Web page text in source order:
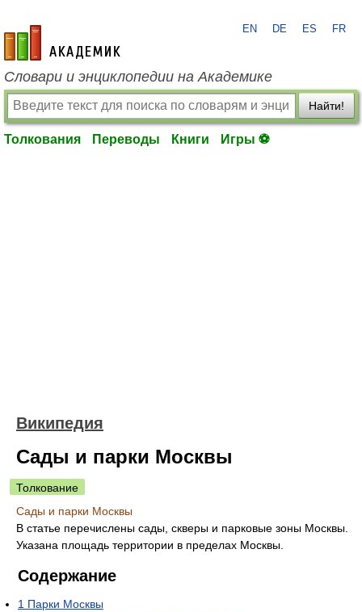
academic.ru
EN DE ES FR
Словари и энциклопедии на Академике
Найти!
Толкования Переводы Книги Игры ⚽
Википедия
Сады и парки Москвы
Толкование
Сады и парки Москвы
В статье перечислены сады, скверы и парковые зоны Москвы.
Указана площадь территории в пределах Москвы.
Содержание
1 Парки Москвы